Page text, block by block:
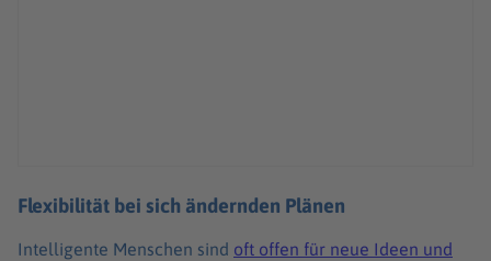
Flexibilität bei sich ändernden Plänen
Intelligente Menschen sind oft offen für neue Ideen und